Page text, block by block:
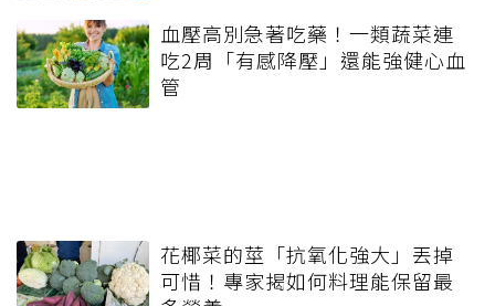
血壓高別急著吃藥！一類蔬菜連
吃2周「有感降壓」還能強健心血
管
花椰菜的莖「抗氧化強大」丟掉
可惜！專家揭如何料理能保留最